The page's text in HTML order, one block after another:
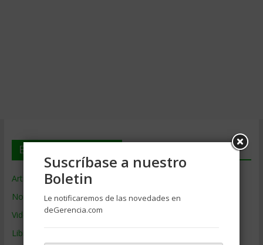
En deGerencia.com
Artículos de Gerencia
Noticias de Gerencia
Videos de Gerencia
Libros de Gerencia
Suscríbase a nuestro
Boletin
Le notificaremos de las novedades en
deGerencia.com